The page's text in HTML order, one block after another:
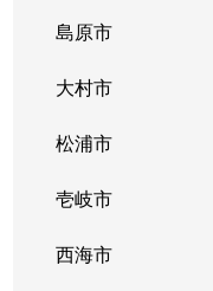
島原市
大村市
松浦市
壱岐市
西海市